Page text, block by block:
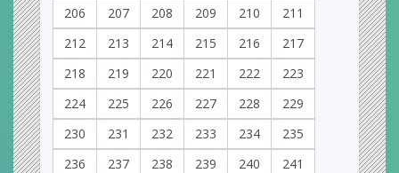
206
207 208 209 210
211
212
213 214 215 216
217
218
219 220 221 222
223
224
225 226 227 228
229
230
231 232 233 234
235
236
237 238 239 240
241